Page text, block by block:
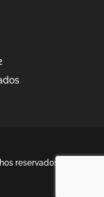
reservados